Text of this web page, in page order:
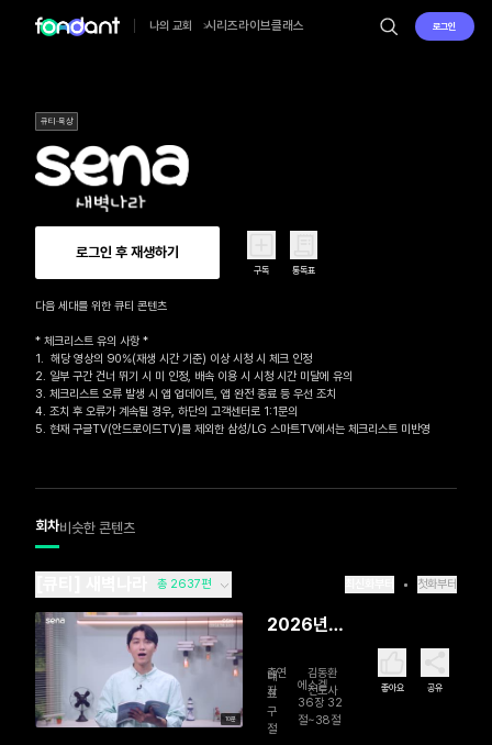
나의 교회 시리즈라이브클래스 로그인
큐티·묵상
로그인 후 재생하기
구독 통독표
다음 세대를 위한 큐티 콘텐츠
* 체크리스트 유의 사항 *
1.  해당 영상의 90%(재생 시간 기준) 이상 시청 시 체크 인정
2. 일부 구간 건너 뛰기 시 미 인정, 배속 이용 시 시청 시간 미달에 유의
3. 체크리스트 오류 발생 시 앱 업데이트, 앱 완전 종료 등 우선 조치
4. 조치 후 오류가 계속될 경우, 하단의 고객센터로 1:1문의
5. 현재 구글TV(안드로이드TV)를 제외한 삼성/LG 스마트TV에서는 체크리스트 미반영
회차비슷한 콘텐츠
총 2637편 첫화부터
10분
2026년
일 함께 걸
으시는 주
님
출연
자
김동환
전도사
대
표
구
절
에스겔
36장 32
절~38절
좋아요 공유